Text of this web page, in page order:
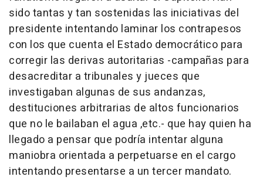
sido tantas y tan sostenidas las iniciativas del
presidente intentando laminar los contrapesos
con los que cuenta el Estado democrático para
corregir las derivas autoritarias -campañas para
desacreditar a tribunales y jueces que
investigaban algunas de sus andanzas,
destituciones arbitrarias de altos funcionarios
que no le bailaban el agua ,etc.- que hay quien ha
llegado a pensar que podría intentar alguna
maniobra orientada a perpetuarse en el cargo
intentando presentarse a un tercer mandato.